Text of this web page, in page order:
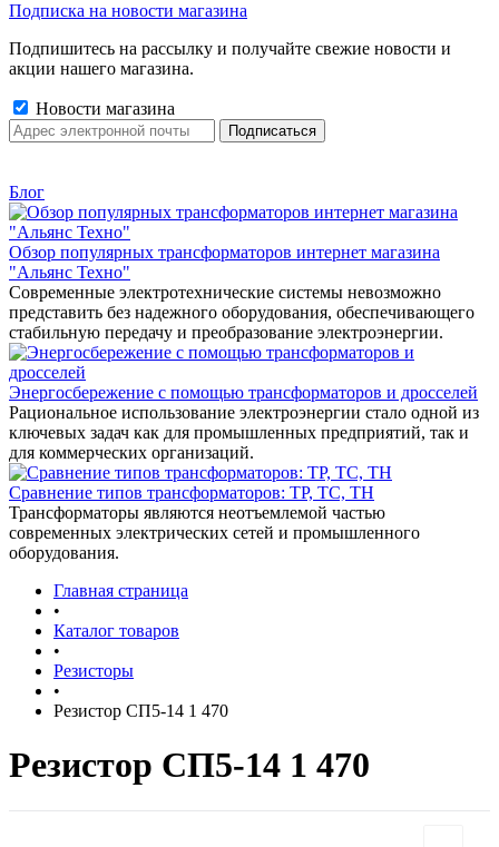
Подписка на новости магазина
Подпишитесь на рассылку и получайте свежие новости и
акции нашего магазина.
Новости магазина
Блог
Обзор популярных трансформаторов интернет магазина
"Альянс Техно"
Современные электротехнические системы невозможно
представить без надежного оборудования, обеспечивающего
стабильную передачу и преобразование электроэнергии.
Энергосбережение с помощью трансформаторов и дросселей
Рациональное использование электроэнергии стало одной из
ключевых задач как для промышленных предприятий, так и
для коммерческих организаций.
Сравнение типов трансформаторов: ТР, ТС, ТН
Трансформаторы являются неотъемлемой частью
современных электрических сетей и промышленного
оборудования.
Главная страница
•
Каталог товаров
•
Резисторы
•
Резистор СП5-14 1 470
Резистор СП5-14 1 470